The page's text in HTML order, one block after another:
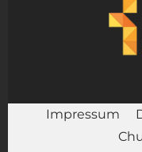
Impressum